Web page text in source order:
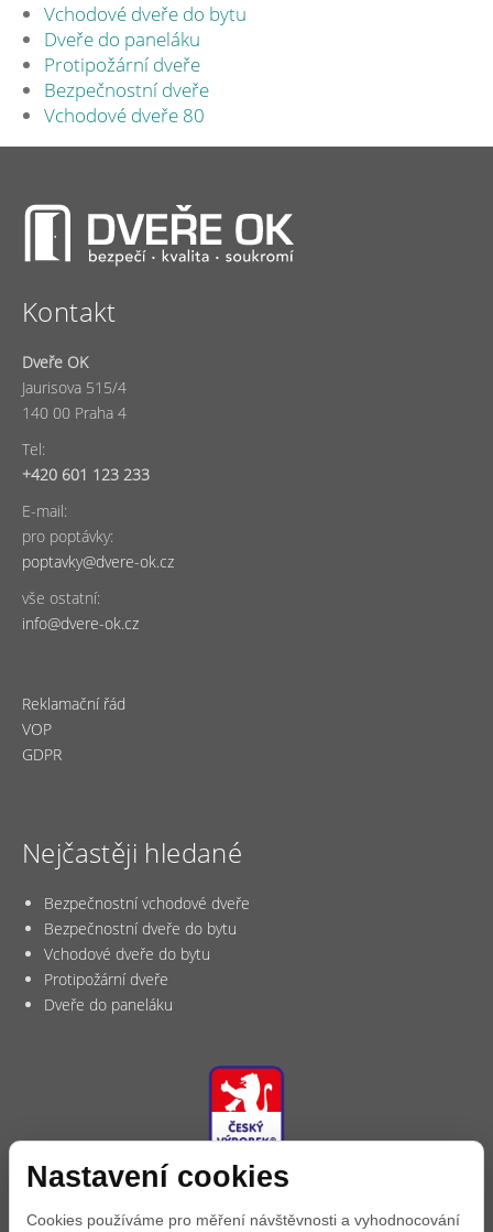
Vchodové dveře do bytu
Dveře do paneláku
Protipožární dveře
Bezpečnostní dveře
Vchodové dveře 80
Kontakt
Dveře OK
Jaurisova 515/4
140 00 Praha 4
Tel:
+420 601 123 233
E-mail:
pro poptávky:
poptavky@dvere-ok.cz
vše ostatní:
info@dvere-ok.cz
Reklamační řád
VOP
GDPR
Nejčastěji hledané
Bezpečnostní vchodové dveře
Bezpečnostní dveře do bytu
Vchodové dveře do bytu
Protipožární dveře
Dveře do paneláku
Nastavení cookies
Cookies používáme pro měření návštěvnosti a vyhodnocování